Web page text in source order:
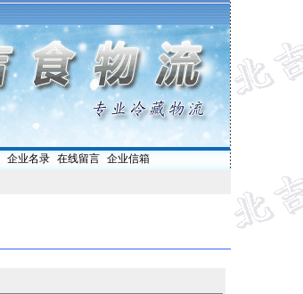
企业名录| 在线留言| 企业信箱